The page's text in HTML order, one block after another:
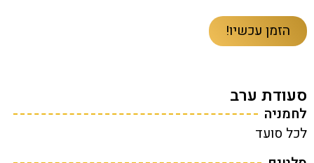
הזמן עכשיו!
סעודת ערב
לחמניה
לכל סועד